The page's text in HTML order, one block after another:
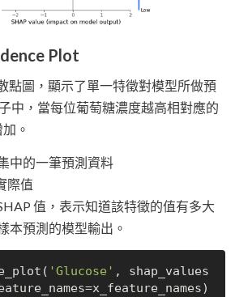
Plot
點圖，顯示了單一特徵對模型所做預
中，當每位葡萄糖濃度越高相對應的
。
中的一筆預測資料
際值
值，表示知道該特徵的值有多大
本預測的模型輸出。
'Glucose' , shap_values